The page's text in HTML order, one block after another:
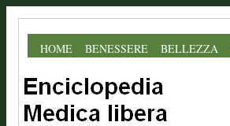
HOME BENESSERE BELLEZZA